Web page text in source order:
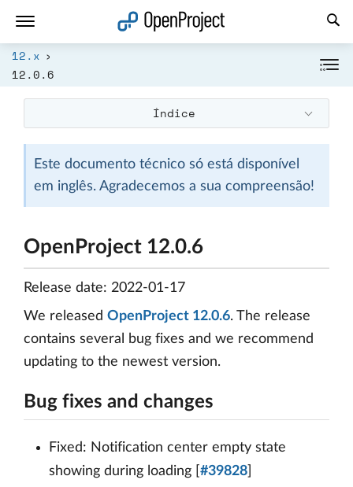
12.x
12.0.6
Índice
Este documento técnico só está disponível
em inglês. Agradecemos a sua compreensão!
OpenProject 12.0.6
Release date: 2022-01-17
We released OpenProject 12.0.6. The release
contains several bug fixes and we recommend
updating to the newest version.
Bug fixes and changes
Fixed: Notification center empty state
showing during loading [ #39828
Abrir a ligação num novo separador